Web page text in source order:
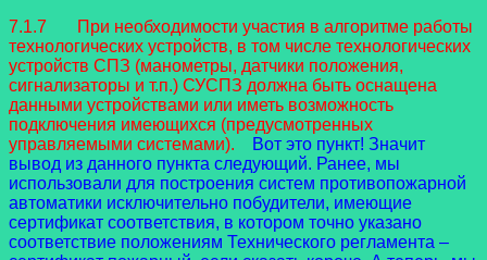
7.1.7 При необходимости участия в алгоритме работы
технологических устройств, в том числе технологических
устройств СПЗ (манометры, датчики положения,
сигнализаторы и т.п.) СУСПЗ должна быть оснащена
данными устройствами или иметь возможность
подключения имеющихся (предусмотренных
управляемыми системами).
Вот это пункт! Значит
вывод из данного пункта следующий. Ранее, мы
использовали для построения систем противопожарной
автоматики исключительно побудители, имеющие
сертификат соответствия, в котором точно указано
соответствие положениям Технического регламента –